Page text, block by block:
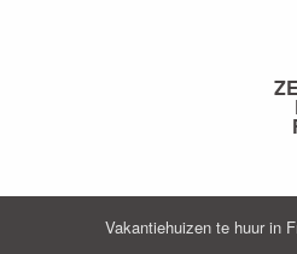
Vakantiehuizen te huur in